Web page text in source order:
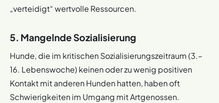
„verteidigt“ wertvolle Ressourcen.
5. Mangelnde Sozialisierung
Hunde, die im kritischen Sozialisierungszeitraum (3.–
16. Lebenswoche) keinen oder zu wenig positiven
Kontakt mit anderen Hunden hatten, haben oft
Schwierigkeiten im Umgang mit Artgenossen.